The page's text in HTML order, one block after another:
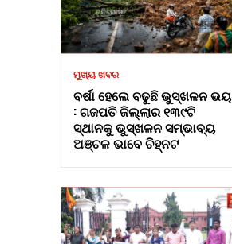
ମୁଖ୍ୟ ଖବର
ବର୍ଷା ହେଲେ ବଢୁଛି ଭୁସ୍ଖଳନ ଭୟ
: ଗଜପତି ଜିଲ୍ଲାର ୧୩୯ଟି
ସ୍ଥାନକୁ ଭୁସ୍ଖଳନ ସମ୍ଭାବ୍ୟ
ଅଞ୍ଚଳ ଭାବେ ଚିହ୍ନଟ